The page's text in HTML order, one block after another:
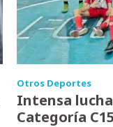
Otros Deportes
Intensa
Categoría